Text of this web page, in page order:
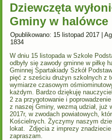
Dziewczęta
Gminy w halówce
Opublikowano: 15 listopad 2017 |
1834
W dniu 15 listopada w Szkole
odbyły się zawody gminne w piłkę
Gminnej Spartakiady Szkół
pięć z sześciu drużyn szkolnych z
wymiarze czasowym
każdym. Bardzo dziękuję
2 za przygotowanie i
z naszej Gminy, wezmą udział,
2017r, w zwodach powiatowych,
Kościelnych. Życzymy naszym
lokat. Zdjęcia z imprezy znadziecie
zapraszam.